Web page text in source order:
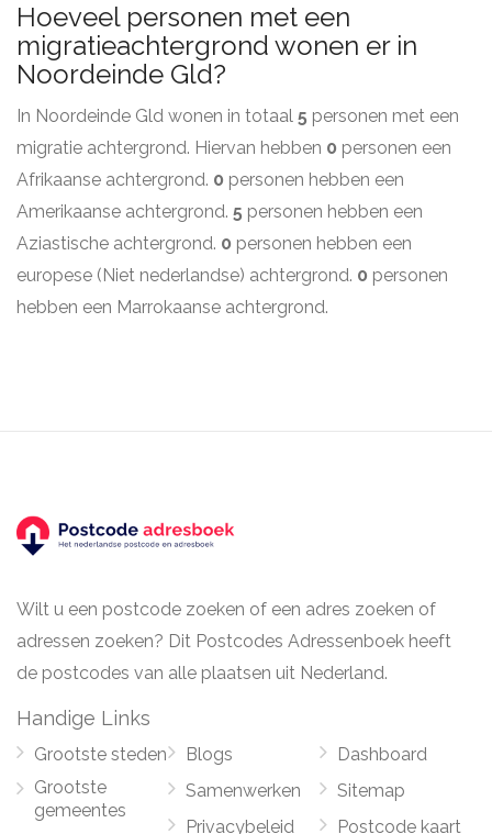
Hoeveel personen met een
migratieachtergrond wonen er in
Noordeinde Gld?
In Noordeinde Gld wonen in totaal 5 personen met een
migratie achtergrond. Hiervan hebben 0 personen een
Afrikaanse achtergrond. 0 personen hebben een
Amerikaanse achtergrond. 5 personen hebben een
Aziastische achtergrond. 0 personen hebben een
europese (Niet nederlandse) achtergrond. 0 personen
hebben een Marrokaanse achtergrond.
Wilt u een postcode zoeken of een adres zoeken of
adressen zoeken? Dit Postcodes Adressenboek heeft
de postcodes van alle plaatsen uit Nederland.
Handige Links
Grootste steden
Grootste
gemeentes
Blogs
Samenwerken
Privacybeleid
Dashboard
Sitemap
Postcode kaart